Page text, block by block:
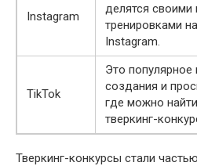
Instagram
делятся своими
тренировками
Instagram.
TikTok
Это
создания и
где можно
тверкинг-
Тверкинг-конкурсы стали